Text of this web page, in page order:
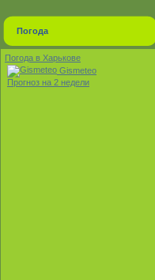
Погода
Погода в Харькове
Gismeteo
Прогноз на 2 недели